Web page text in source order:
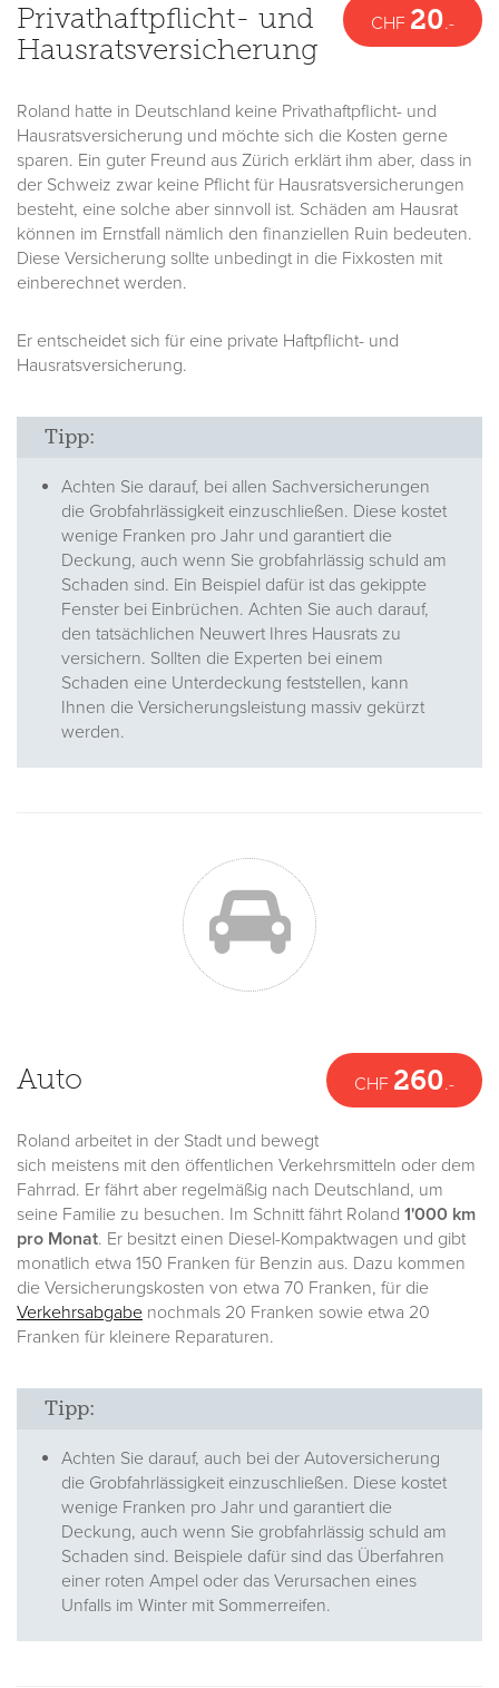
CHF 20.-
Privathaftpflicht- und
Hausratsversicherung
Roland hatte in Deutschland keine Privathaftpflicht- und
Hausratsversicherung und möchte sich die Kosten gerne
sparen. Ein guter Freund aus Zürich erklärt ihm aber, dass in
der Schweiz zwar keine Pflicht für Hausratsversicherungen
besteht, eine solche aber sinnvoll ist. Schäden am Hausrat
können im Ernstfall nämlich den finanziellen Ruin bedeuten.
Diese Versicherung sollte unbedingt in die Fixkosten mit
einberechnet werden.
Er entscheidet sich für eine private Haftpflicht- und
Hausratsversicherung.
Tipp:
Achten Sie darauf, bei allen Sachversicherungen
die Grobfahrlässigkeit einzuschließen. Diese kostet
wenige Franken pro Jahr und garantiert die
Deckung, auch wenn Sie grobfahrlässig schuld am
Schaden sind. Ein Beispiel dafür ist das gekippte
Fenster bei Einbrüchen. Achten Sie auch darauf,
den tatsächlichen Neuwert Ihres Hausrats zu
versichern. Sollten die Experten bei einem
Schaden eine Unterdeckung feststellen, kann
Ihnen die Versicherungsleistung massiv gekürzt
werden.
CHF 260.-
Auto
Roland arbeitet in der Stadt und bewegt
sich meistens mit den öffentlichen Verkehrsmitteln oder dem
Fahrrad. Er fährt aber regelmäßig nach Deutschland, um
seine Familie zu besuchen. Im Schnitt fährt Roland 1'000 km
pro Monat. Er besitzt einen Diesel-Kompaktwagen und gibt
monatlich etwa 150 Franken für Benzin aus. Dazu kommen
die Versicherungskosten von etwa 70 Franken, für die
Verkehrsabgabe nochmals 20 Franken sowie etwa 20
Franken für kleinere Reparaturen.
Tipp:
Achten Sie darauf, auch bei der Autoversicherung
die Grobfahrlässigkeit einzuschließen. Diese kostet
wenige Franken pro Jahr und garantiert die
Deckung, auch wenn Sie grobfahrlässig schuld am
Schaden sind. Beispiele dafür sind das Überfahren
einer roten Ampel oder das Verursachen eines
Unfalls im Winter mit Sommerreifen.